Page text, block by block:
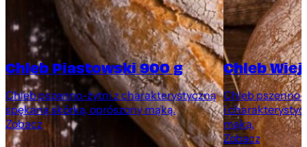
Chleb Piastowski 900 g
Chleb pszenno-żytni z charakterystyczną
spękaną skórką, oprószony mąką.
Zobacz
Chleb
Chleb pszenno-
i
mąką.
Zobacz